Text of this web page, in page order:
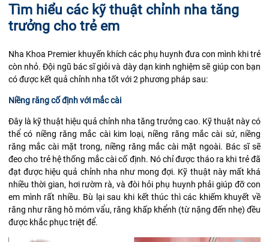
Tìm hiểu các kỹ thuật chỉnh nha tăng
trưởng cho trẻ em
Nha Khoa Premier khuyến khích các phụ huynh đưa con mình khi trẻ
còn nhỏ. Đội ngũ bác sĩ giỏi và dày dạn kinh nghiệm sẽ giúp con bạn
có được kết quả chỉnh nha tốt với 2 phương pháp sau:
Niềng răng cố định với mắc cài
Đây là kỹ thuật hiệu quả chỉnh nha tăng trưởng cao. Kỹ thuật này có
thể có niềng răng mắc cài kim loại, niềng răng mắc cài sứ, niềng
răng mắc cài mặt trong, niềng răng mắc cài mặt ngoài. Bác sĩ sẽ
đeo cho trẻ hệ thống mắc cài cố định. Nó chỉ được tháo ra khi trẻ đã
đạt được hiệu quả chỉnh nha như mong đợi. Kỹ thuật này mất khá
nhiều thời gian, hơi rườm rà, và đòi hỏi phụ huynh phải giúp đỡ con
em mình rất nhiều. Bù lại sau khi kết thúc thì các khiếm khuyết về
răng như răng hô móm vẩu, răng khấp khểnh (từ nặng đến nhẹ) đều
được khắc phục triệt để.